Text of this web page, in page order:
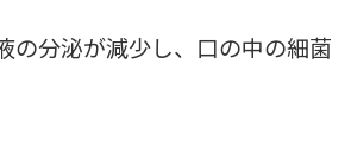
の分泌が減少し、口の中の細菌